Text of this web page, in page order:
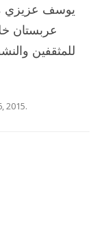
عربستان
للمثقفين
2015.